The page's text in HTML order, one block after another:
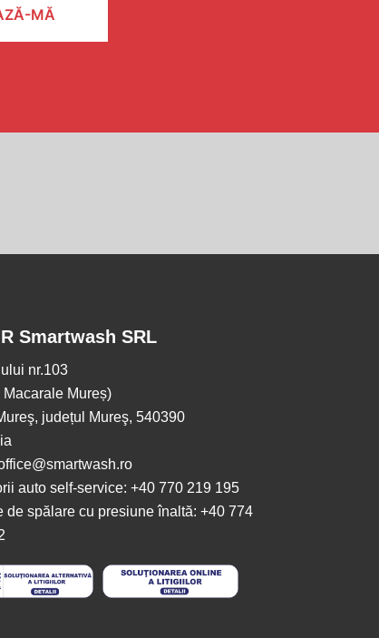
Smartwash SRL
nr.103
Macarale Mureș)
județul Mureş, 540390
auto self-service: +40 770 219 195
de spălare cu presiune înaltă: +40 774